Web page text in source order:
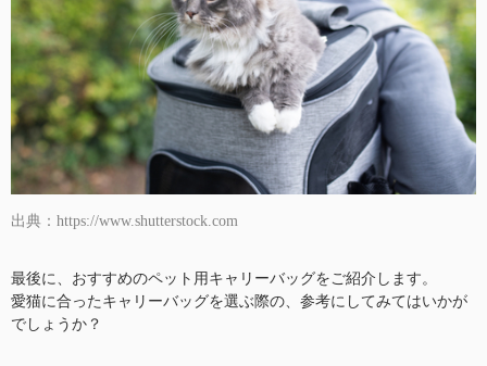
出典：https://www.shutterstock.com
最後に、おすすめのペット用キャリーバッグをご紹介します。
愛猫に合ったキャリーバッグを選ぶ際の、参考にしてみてはいかが
でしょうか？